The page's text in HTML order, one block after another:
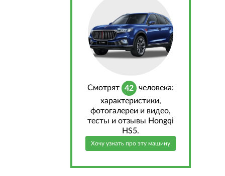
Cмотрят 42
человека:
характеристики,
фотогалереи и видео,
тесты и отзывы Hongqi
HS5.
Хочу узнать про эту машину